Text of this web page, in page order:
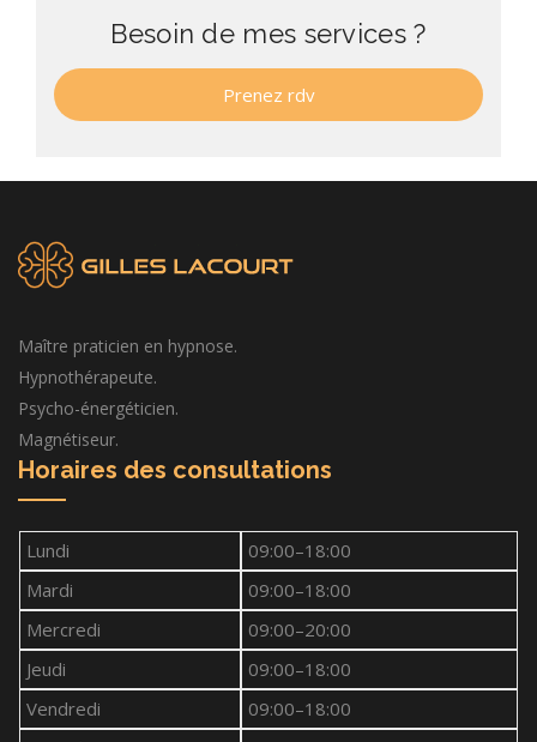
Besoin de mes services ?
Prenez rdv
Maître praticien en hypnose.
Hypnothérapeute.
Psycho-énergéticien.
Magnétiseur.
Horaires des consultations
Lundi
09:00–18:00
Mardi
09:00–18:00
Mercredi
09:00–20:00
Jeudi
09:00–18:00
Vendredi
09:00–18:00